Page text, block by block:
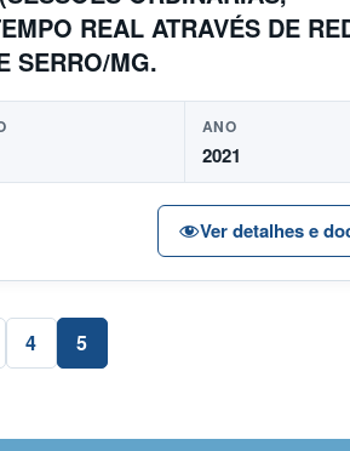
REAL ATRAVÉS DE
SERRO/MG.
ANO
2021
Ver detalhes e
4 5